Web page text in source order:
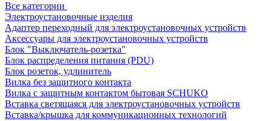
Все категории
Электроустановочные изделия
Адаптер переходный для электроустановочных устройств
Аксессуары для электроустановочных устройств
Блок "Выключатель-розетка"
Блок распределения питания (PDU)
Блок розеток, удлинитель
Вилка без защитного контакта
Вилка с защитным контактом бытовая SCHUKO
Вставка светящаяся для электроустановочных устройств
Вставка/крышка для коммуникационных технологий